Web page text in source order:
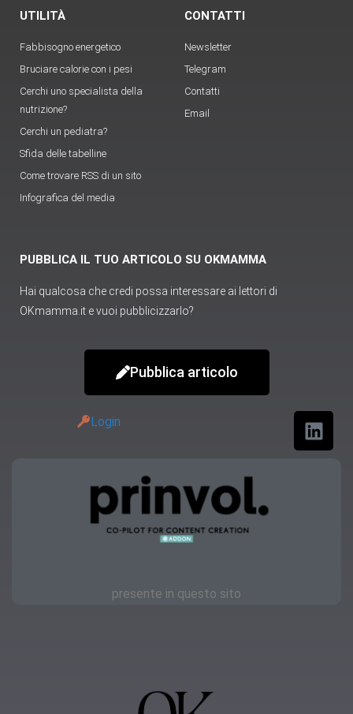
UTILITÀ
Fabbisogno energetico
Bruciare calorie con i pesi
Cerchi uno specialista della
nutrizione?
Cerchi un pediatra?
Sfida delle tabelline
Come trovare RSS di un sito
Infografica del media
CONTATTI
Newsletter
Telegram
Contatti
Email
PUBBLICA IL TUO ARTICOLO SU OKMAMMA
Hai qualcosa che credi possa interessare ai lettori di
OKmamma.it e vuoi pubblicizzarlo?
Pubblica articolo
Login
presente in questo sito